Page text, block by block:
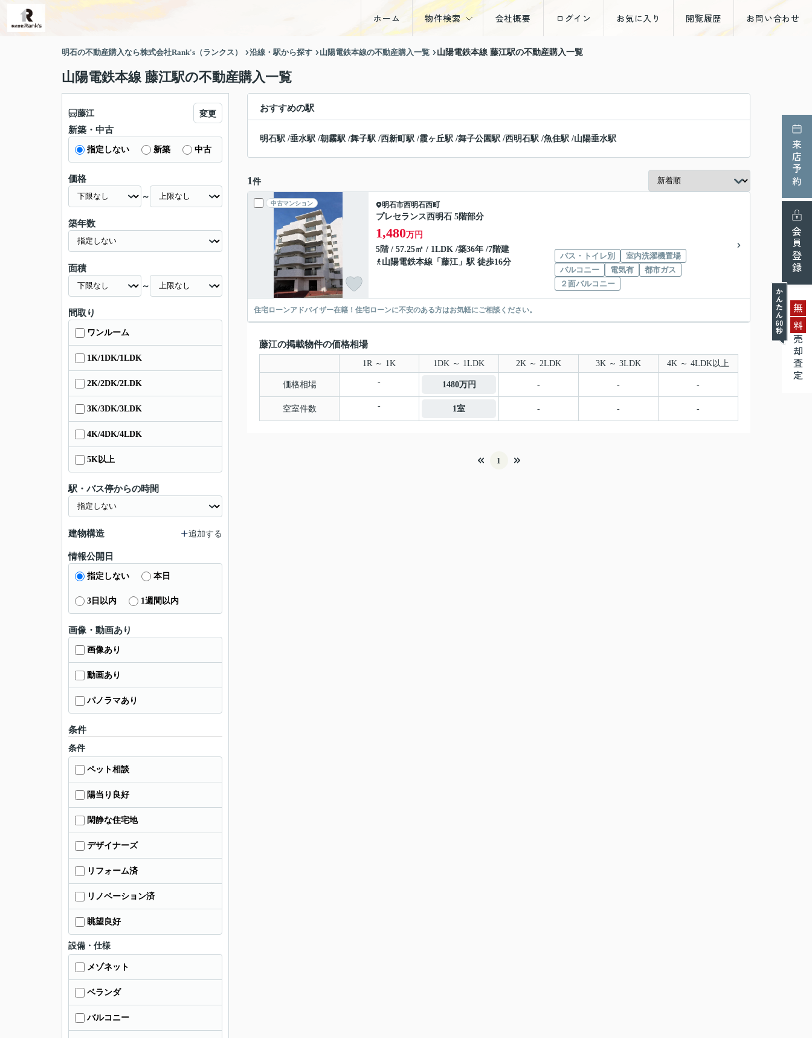
ホーム 物件検索
土地
会社概要 ログイン お気に入り 閲覧履歴 お問い合わせ
来店予約
会員登録
無
料
売却査定
明石の不動産購入なら株式会社Rank's（ランクス） 沿線・駅から探す 山陽電鉄本線の不動産購入一覧 山陽電鉄本線 藤江駅の不動産購入一覧
山陽電鉄本線 藤江駅の不動産購入一覧
おすすめの駅
明石駅 /垂水駅 /朝霧駅 /舞子駅 /西新町駅 /霞ヶ丘駅 /舞子公園駅 /西明石駅 /魚住駅 /山陽垂水駅
1 件
中古マンション 明石市西明石西町
プレセランス西明石 5階部分
1,480万円
5階 / 57.25㎡ / 1LDK /築36年 /7階建
山陽電鉄本線 「 藤江」駅 徒歩16分
バス・トイレ別
室内洗濯機置場
バルコニー
電気有
都市ガス
２面バルコニー
住宅ローンアドバイザー在籍！住宅ローンに不安のある方はお気軽にご相談ください。
藤江の掲載物件の価格相場
1R ～ 1K 1DK ～ 1LDK 2K ～ 2LDK 3K ～ 3LDK 4K ～ 4LDK以上
価格相場 - 1480万円 - - -
空室件数 - 1室 - - -
1
藤江 変更
新築・中古
指定しない 新築 中古
価格
～
築年数
面積
～
間取り
ワンルーム
1K/1DK/1LDK
2K/2DK/2LDK
3K/3DK/3LDK
4K/4DK/4LDK
5K以上
駅・バス停からの時間
建物構造 追加する
情報公開日
指定しない 本日
3日以内 1週間以内
画像・動画あり
画像あり
動画あり
パノラマあり
条件
条件
ペット相談
陽当り良好
閑静な住宅地
デザイナーズ
リフォーム済
リノベーション済
眺望良好
設備・仕様
メゾネット
ベランダ
バルコニー